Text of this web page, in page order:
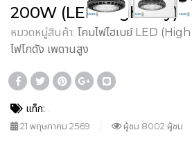
200W (LED High Bay)
หมวดหมู่สินค้า: โคมไฟไฮเบย์ LED
ไฟโกดัง เพดานสูง
แท็ก:
21 พฤษภาคม 2569 ผู้ชม 8002 ผู้ชม